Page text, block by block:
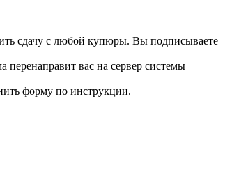
сдачу с любой купюры. Вы подписываете
вас на сервер системы
форму по инструкции.